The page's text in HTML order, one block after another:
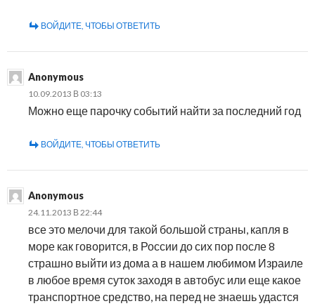
ВОЙДИТЕ, ЧТОБЫ ОТВЕТИТЬ
Anonymous
10.09.2013 В 03:13
Можно еще парочку событий найти за последний год
ВОЙДИТЕ, ЧТОБЫ ОТВЕТИТЬ
Anonymous
24.11.2013 В 22:44
все это мелочи для такой большой страны, капля в
море как говорится, в России до сих пор после 8
страшно выйти из дома а в нашем любимом Израиле
в любое время суток заходя в автобус или еще какое
транспортное средство, на перед не знаешь удастся